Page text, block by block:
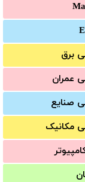
برق
عمران
صنایع
مکانیک